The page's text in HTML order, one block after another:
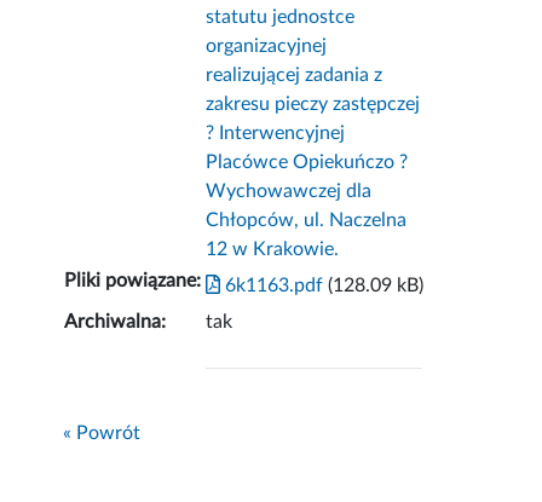
statutu jednostce
organizacyjnej
realizującej zadania z
zakresu pieczy zastępczej
? Interwencyjnej
Placówce Opiekuńczo ?
Wychowawczej dla
Chłopców, ul. Naczelna
12 w Krakowie.
Pliki powiązane: 6k1163.pdf (128.09 kB)
Archiwalna:
tak
« Powrót